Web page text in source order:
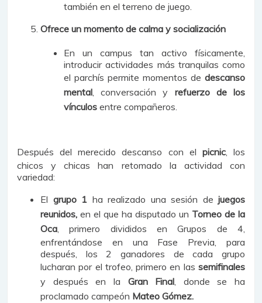
también en el terreno de juego.
Ofrece un momento de calma y socialización
En un campus tan activo físicamente,
introducir actividades más tranquilas como
el parchís permite momentos de descanso
mental, conversación y refuerzo de los
vínculos entre compañeros.
Después del merecido descanso con el picnic, los
chicos y chicas han retomado la actividad con
variedad:
El grupo 1 ha realizado una sesión de juegos
reunidos, en el que ha disputado un Torneo de la
Oca, primero divididos en Grupos de 4,
enfrentándose en una Fase Previa, para
después, los 2 ganadores de cada grupo
lucharan por el trofeo, primero en las semifinales
y después en la Gran Final, donde se ha
proclamado campeón Mateo Gómez.